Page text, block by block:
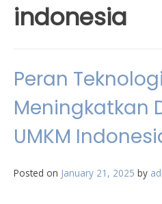
indonesia
Peran
Meningkatkan
UMKM
Posted on January 21, 2025 by